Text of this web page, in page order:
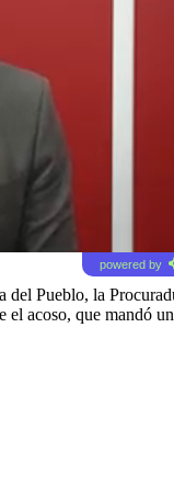
powered by
Pueblo, la
acoso, que mandó